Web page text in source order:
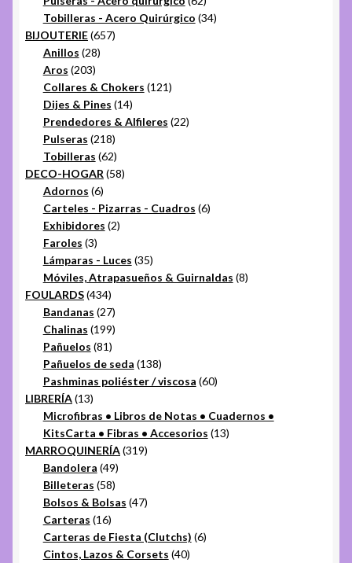
productos
Tobilleras - Acero Quirúrgico 3434
BIJOUTERIE 657657
Anillos 2828
Aros 203203
productos
Collares & Chokers 121121
Dijes & Pines 1414
productos
Prendedores & Alfileres 2222
Pulseras 218218
productos
Tobilleras 6262
productos
DECO-HOGAR 5858
Adornos 66
productos
Carteles - Pizarras - Cuadros 66
Exhibidores 22
Faroles 33
productos
Lámparas - Luces 3535
productos
Móviles, Atrapasueños & Guirnaldas 88
FOULARDS 434434
productos
Bandanas 2727
productos
Chalinas 199199
productos
Pañuelos 8181
productos
Pañuelos de seda 138138
productos
Pashminas poliéster / viscosa 6060
LIBRERÍA 1313
productos
Microfibras • Libros de Notas • Cuadernos •
KitsCarta • Fibras • Accesorios 1313
MARROQUINERÍA 319319
Bandolera 4949
productos
Billeteras 5858
productos
Bolsos & Bolsas 4747
Carteras 1616
productos
Carteras de Fiesta (Clutchs) 66
Cintos, Lazos & Corsets 4040